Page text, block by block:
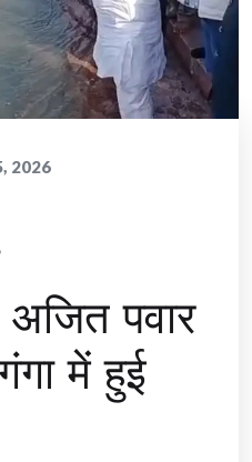
2026
पवार
में हुई